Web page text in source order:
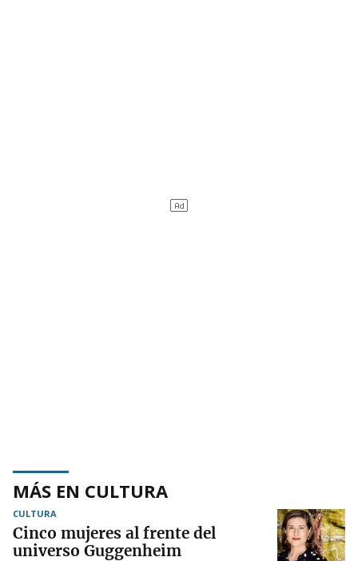
MÁS EN CULTURA
CULTURA
Cinco mujeres al frente del
universo Guggenheim